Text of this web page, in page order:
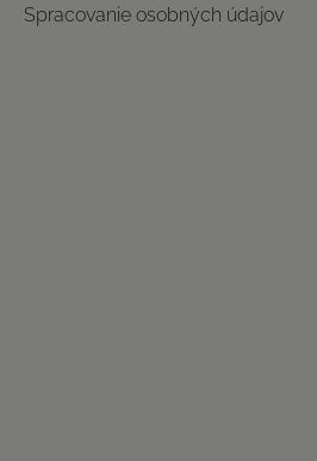
Spracovanie osobných údajov